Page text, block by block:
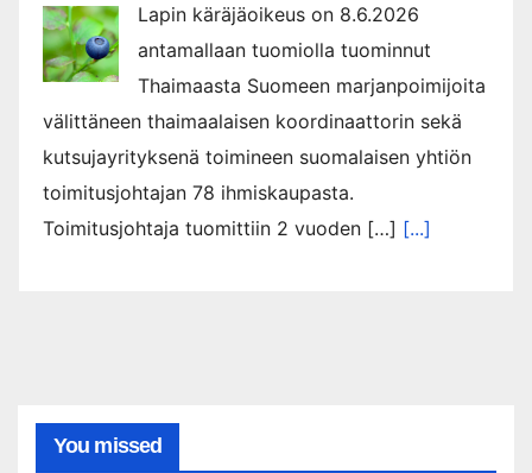
Lapin käräjäoikeus on 8.6.2026
antamallaan tuomiolla tuominnut
Thaimaasta Suomeen marjanpoimijoita
välittäneen thaimaalaisen koordinaattorin sekä
kutsujayrityksenä toimineen suomalaisen yhtiön
toimitusjohtajan 78 ihmiskaupasta.
Toimitusjohtaja tuomittiin 2 vuoden […] [...]
You missed